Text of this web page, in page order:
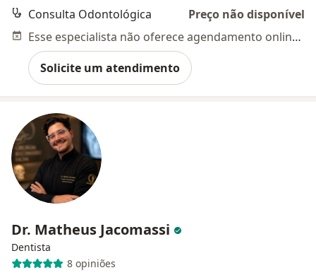
Consulta Odontológica
Preço não disponível
Esse especialista não oferece agendamento online para esse endereço.
Solicite um atendimento
Dr. Matheus Jacomassi
Dentista
8 opiniões